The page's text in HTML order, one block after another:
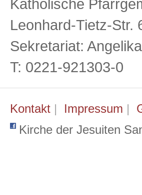
Katholische
Leonhard-Tietz-Str.
Sekretariat:
T: 0221-921303-0
Kontakt | Impressum |
Kirche der Jesuiten